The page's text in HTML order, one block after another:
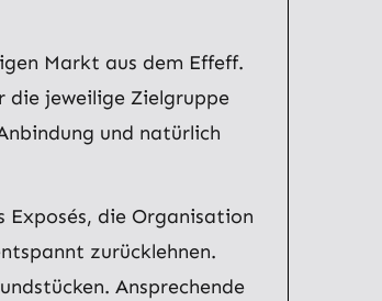
Markt aus dem Effeff.
die jeweilige Zielgruppe
und natürlich
die Organisation
zurücklehnen.
Ansprechende